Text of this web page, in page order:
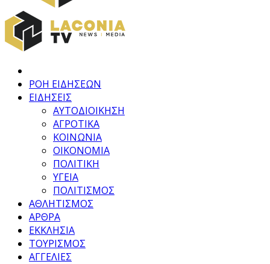
ΡΟΗ ΕΙΔΗΣΕΩΝ
ΕΙΔΗΣΕΙΣ
ΑΥΤΟΔΙΟΙΚΗΣΗ
ΑΓΡΟΤΙΚΑ
ΚΟΙΝΩΝΙΑ
ΟΙΚΟΝΟΜΙΑ
ΠΟΛΙΤΙΚΗ
ΥΓΕΙΑ
ΠΟΛΙΤΙΣΜΟΣ
ΑΘΛΗΤΙΣΜΟΣ
ΑΡΘΡΑ
ΕΚΚΛΗΣΙΑ
ΤΟΥΡΙΣΜΟΣ
ΑΓΓΕΛΙΕΣ